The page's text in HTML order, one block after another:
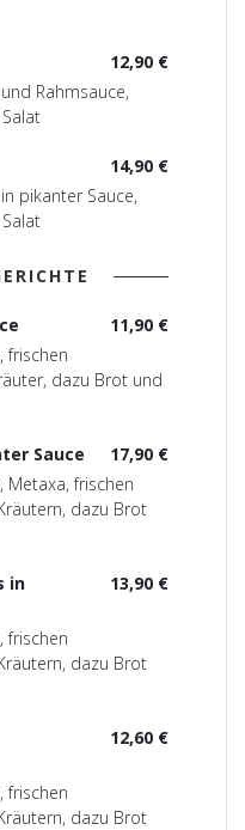
12,90 €
Rahmsauce,
14,90 €
pikanter Sauce,
11,90 €
frischen
dazu Brot und
17,90 €
Sauce
Metaxa, frischen
dazu Brot
13,90 €
in
frischen
dazu Brot
12,60 €
frischen
dazu Brot